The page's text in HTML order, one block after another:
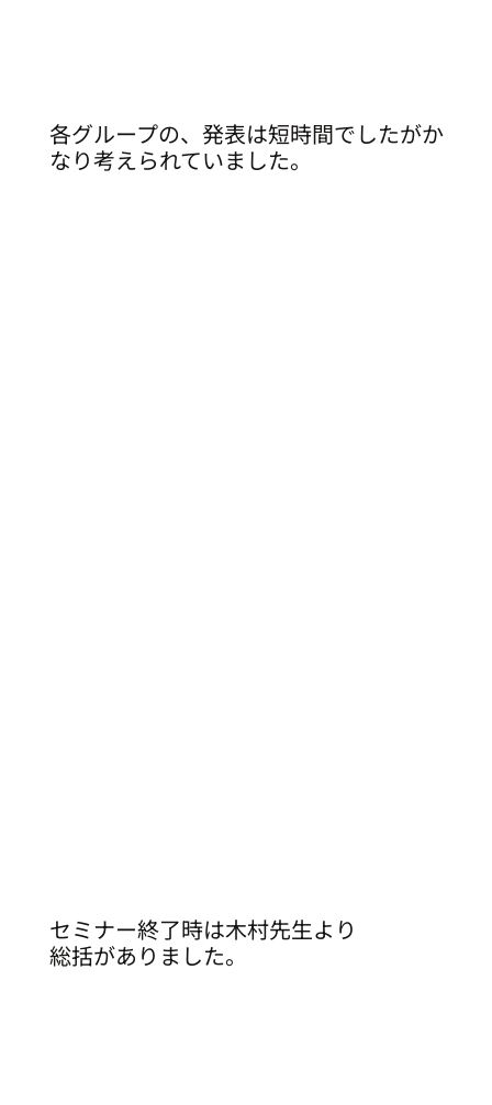
各グループの、発表は短時間でしたがか
なり考えられていました。
セミナー終了時は木村先生より
総括がありました。